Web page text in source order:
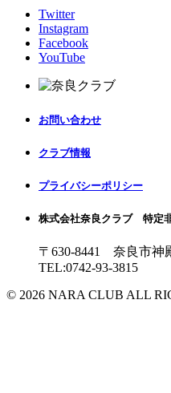
Twitter
Instagram
Facebook
YouTube
お問い合わせ
クラブ情報
プライバシーポリシー
株式会社奈良クラブ 特定
〒630-8441 奈良市神
TEL:0742-93-3815
© 2026 NARA CLUB ALL